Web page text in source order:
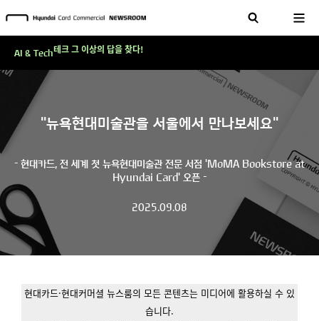
"뉴욕현대미술관을 서울에서 만나보세요"
- 현대카드, 전 세계 첫 뉴욕현대미술관 전문 서점 'MoMA Bookstore at
Hyundai Card' 오픈 -
2025.09.08
현대카드·현대커머셜 뉴스룸의 모든 콘텐츠는 미디어에 활용하실 수 있
습니다.
AI & Tech
테크 그 이상의 답을 찾다!